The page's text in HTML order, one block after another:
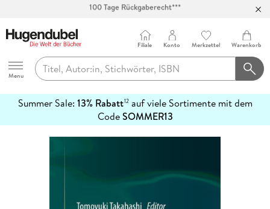
Abholung in über 100 Filialen
Hugendubel
Menu
Filiale Konto Merkzettel Warenkorb
Summer Sale: 13% Rabatt12auf viele Sortimente mit dem
CodeSOMMER13
erfahren